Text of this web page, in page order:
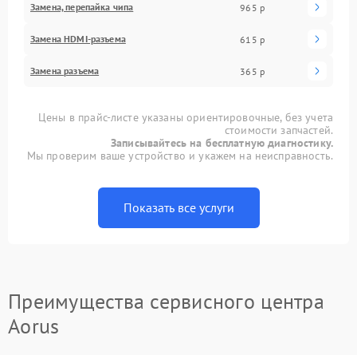
Замена, перепайка чипа 965 р
Замена HDMI-разъема 615 р
Замена разъема 365 р
Цены в прайс-листе указаны ориентировочные, без учета
стоимости запчастей.
Записывайтесь на бесплатную диагностику.
Мы проверим ваше устройство и укажем на неисправность.
Показать все услуги
Преимущества сервисного центра
Aorus